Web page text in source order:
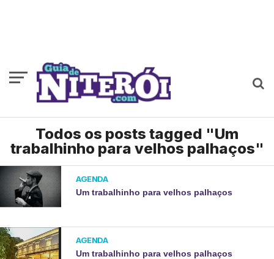
Todos os posts tagged "Um
trabalhinho para velhos palhaços"
AGENDA
Um trabalhinho para velhos palhaços
AGENDA
Um trabalhinho para velhos palhaços